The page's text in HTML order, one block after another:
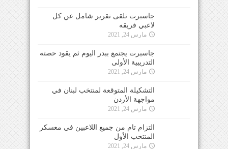
جاسبرت تلقى تقرير شامل عن كل
لاعبي فريقه
مارس 24, 2021
جاسبرت يجتمع ببدر اليوم ثم يقود حصته
التدريبية الأولى
مارس 24, 2021
التشكيلة المتوقعة لمنتخب لبنان في
مواجهة الأردن
مارس 24, 2021
التزام تام من جميع اللاعبين في معسكر
المنتخب الأول
مارس 24, 2021